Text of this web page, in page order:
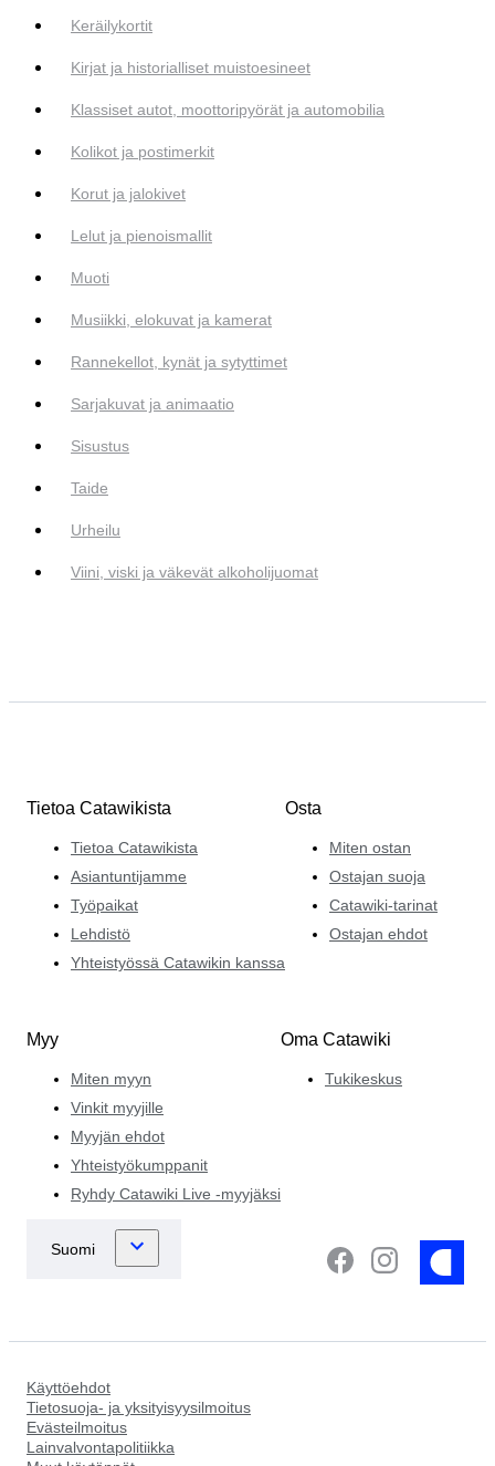
Keräilykortit
Kirjat ja historialliset muistoesineet
Klassiset autot, moottoripyörät ja automobilia
Kolikot ja postimerkit
Korut ja jalokivet
Lelut ja pienoismallit
Muoti
Musiikki, elokuvat ja kamerat
Rannekellot, kynät ja sytyttimet
Sarjakuvat ja animaatio
Sisustus
Taide
Urheilu
Viini, viski ja väkevät alkoholijuomat
Tietoa Catawikista
Tietoa Catawikista
Asiantuntijamme
Työpaikat
Lehdistö
Yhteistyössä Catawikin kanssa
Osta
Miten ostan
Ostajan suoja
Catawiki-tarinat
Ostajan ehdot
Myy
Miten myyn
Vinkit myyjille
Myyjän ehdot
Yhteistyökumppanit
Ryhdy Catawiki Live -myyjäksi
Oma Catawiki
Tukikeskus
Käyttöehdot
Tietosuoja- ja yksityisyysilmoitus
Evästeilmoitus
Lainvalvontapolitiikka